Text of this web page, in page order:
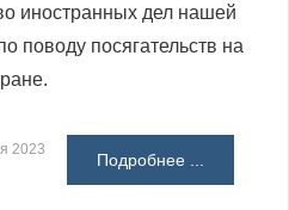
иностранных дел нашей
поводу посягательств на
2023
Подробнее ...